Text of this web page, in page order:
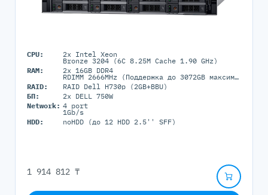
CPU: 2x Intel Xeon
Bronze 3204 (6C 8.25M Cache 1.90 GHz)
RAM:
2x 16GB DDR4
RDIMM 2666MHz (Поддержка до 3072GB максимально, 24 DIMM портов)
RAID:
RAID Dell H730p (2GB+BBU)
БП:
2x DELL 750W
Network: 4 port
1Gb/s
HDD:
noHDD (до 12 HDD 2.5'' SFF)
1 914 812 ₸